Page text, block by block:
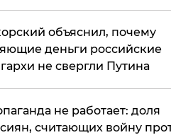
объяснил, почему
деньги российские
не свергли Путина
не работает: доля
считающих войну